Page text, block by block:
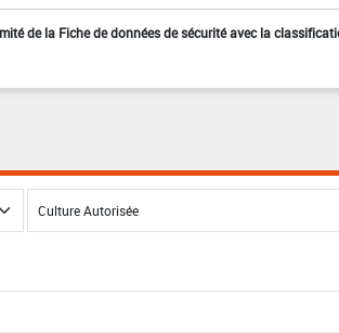
de la Fiche de données de sécurité avec la